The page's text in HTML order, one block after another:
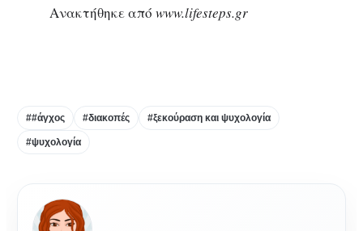
Ανακτήθηκε από www.lifesteps.gr
##άγχος #διακοπές #ξεκούραση και ψυχολογία
#ψυχολογία